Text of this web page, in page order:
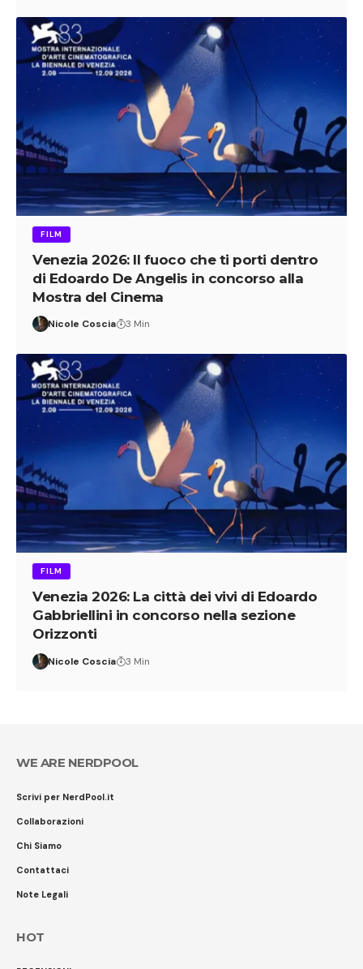
FILM
Venezia 2026: Il fuoco che ti porti dentro
di Edoardo De Angelis in concorso alla
Mostra del Cinema
Nicole Coscia 3 Min
FILM
Venezia 2026: La città dei vivi di Edoardo
Gabbriellini in concorso nella sezione
Orizzonti
Nicole Coscia 3 Min
WE ARE NERDPOOL
Scrivi per NerdPool.it
Collaborazioni
Chi Siamo
Contattaci
Note Legali
HOT